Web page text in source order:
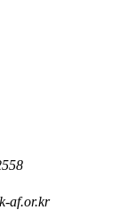
af.or.kr